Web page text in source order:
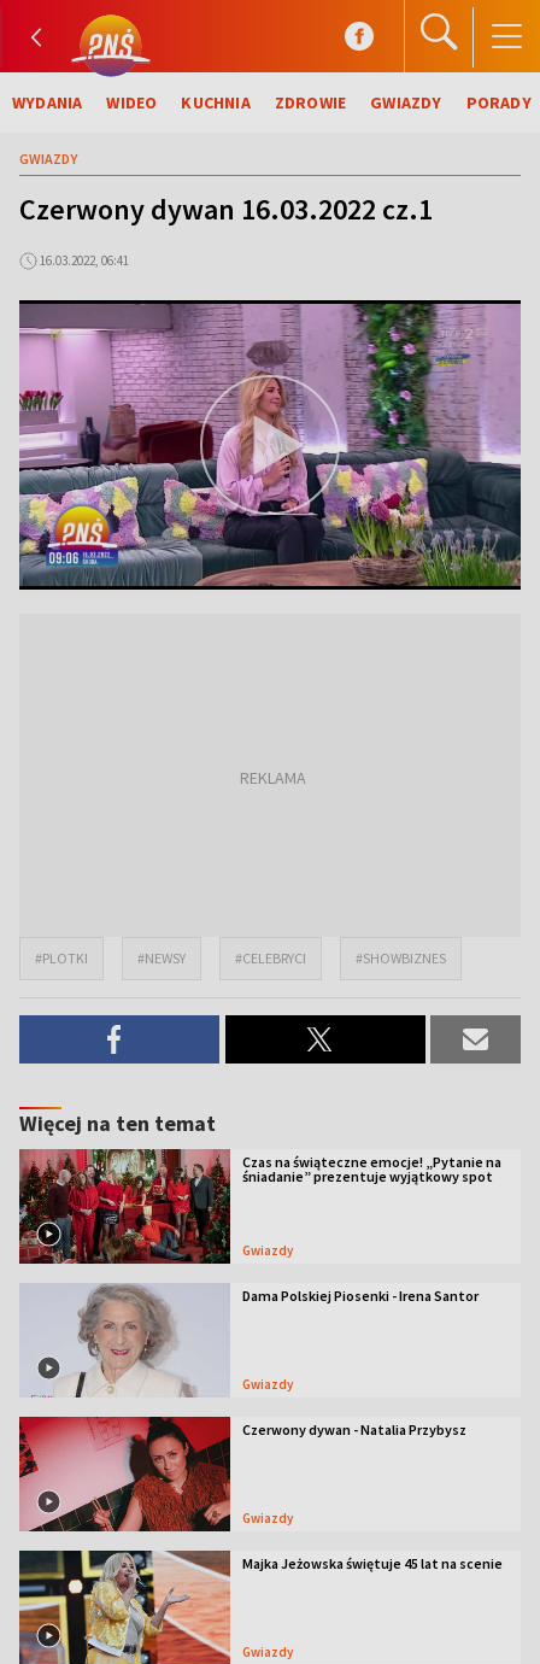
WYDANIA WIDEO KUCHNIA ZDROWIE GWIAZDY PORADY
GWIAZDY
Czerwony dywan 16.03.2022 cz.1
16.03.2022, 06:41
#PLOTKI #NEWSY #CELEBRYCI #SHOWBIZNES
Więcej na ten temat
Czas na świąteczne emocje! „Pytanie na
śniadanie” prezentuje wyjątkowy spot
Gwiazdy
Dama Polskiej Piosenki - Irena Santor
Gwiazdy
Czerwony dywan - Natalia Przybysz
Gwiazdy
Majka Jeżowska świętuje 45 lat na scenie
Gwiazdy